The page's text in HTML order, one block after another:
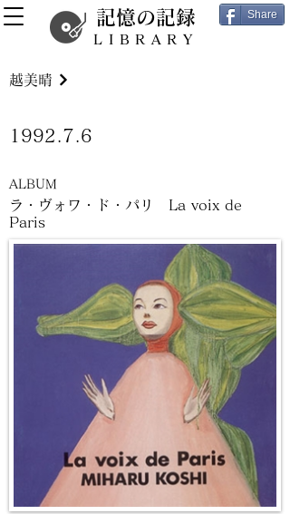
記憶の記録
LIBRARY
Share
ラ・ヴォワ・ド・パリ La voix de
Paris
越美晴
1992.7.6
ALBUM